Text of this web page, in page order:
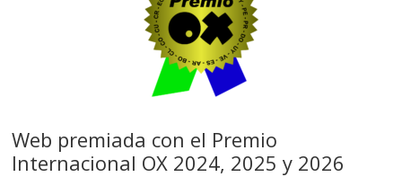
Web premiada con el Premio
Internacional OX 2024, 2025 y 2026